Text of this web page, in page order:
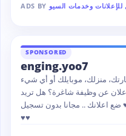
ADS BY وخدمات السيو
SPONSORED
enging.yoo7
منزلك، موبايلك أو أي شيء
عن وظيفة شاغرة؟ هل تريد
اعلانك .. مجانا بدون تسجيل
♥♥